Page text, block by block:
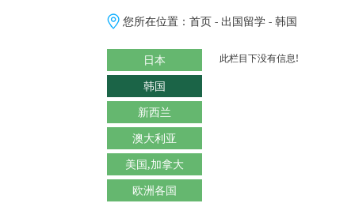
您所在位置： 首页 - 出国留学 - 韩国
日本
韩国
新西兰
澳大利亚
美国,加拿大
欧洲各国
此栏目下没有信息!